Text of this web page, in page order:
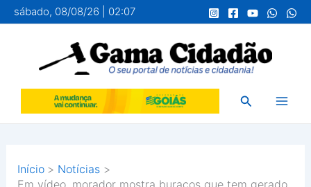
para
conteúdo
sábado, 08/08/26 | 02:07
Pesquisar
Início
Notícias
Em vídeo, morador mostra buracos que tem gerado